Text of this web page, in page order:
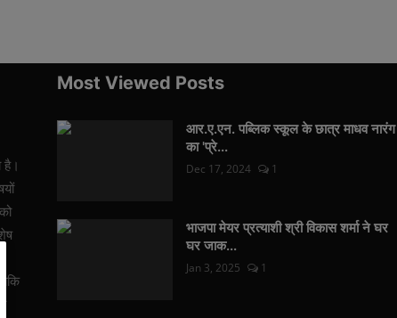
है।
Most Viewed Posts
आर.ए.एन. पब्लिक स्कूल के छात्र माधव नारंग
का 'प्रे...
Dec 17, 2024 1
भाजपा मेयर प्रत्याशी श्री विकास शर्मा ने घर
घर जाक...
Jan 3, 2025 1